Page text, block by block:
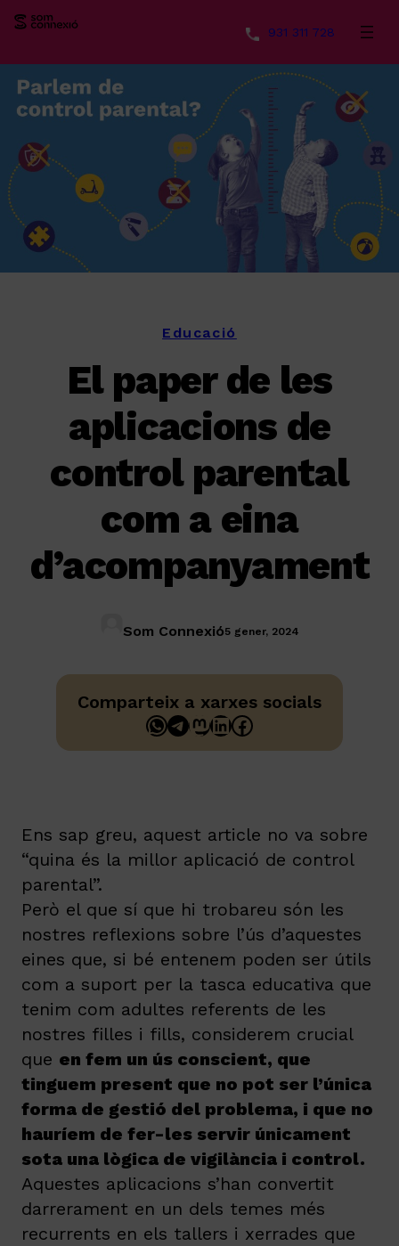
contingut
931 311 728
Educació
El paper de les
aplicacions de
control parental
com a eina
d’acompanyament
Som Connexió5 gener, 2024
Comparteix a xarxes socials
WhatsApp
Telegram
Mastodon
LinkedIn
Facebook
Ens sap greu, aquest article no va sobre
“quina és la millor aplicació de control
parental”.
Però el que sí que hi trobareu són les
nostres reflexions sobre l’ús d’aquestes
eines que, si bé entenem poden ser útils
com a suport per la tasca educativa que
tenim com adultes referents de les
nostres filles i fills, considerem crucial
que en fem un ús conscient, que
tinguem present que no pot ser l’única
forma de gestió del problema, i que no
hauríem de fer-les servir únicament
sota una lògica de vigilància i control.
Aquestes aplicacions s’han convertit
darrerament en un dels temes més
recurrents en els tallers i xerrades que